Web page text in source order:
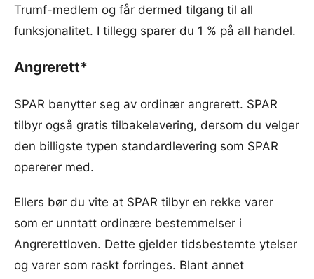
Trumf-medlem og får dermed tilgang til all
funksjonalitet. I tillegg sparer du 1 % på all handel.
Angrerett*
SPAR benytter seg av ordinær angrerett. SPAR
tilbyr også gratis tilbakelevering, dersom du velger
den billigste typen standardlevering som SPAR
opererer med.
Ellers bør du vite at SPAR tilbyr en rekke varer
som er unntatt ordinære bestemmelser i
Angrerettloven. Dette gjelder tidsbestemte ytelser
og varer som raskt forringes. Blant annet